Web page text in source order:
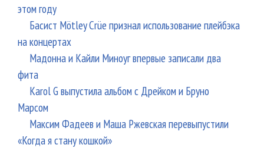
этом году
Басист Mötley Crüe признал использование плейбэка
на концертах
Мадонна и Кайли Миноуг впервые записали два
фита
Karol G выпустила альбом с Дрейком и Бруно
Марсом
Максим Фадеев и Маша Ржевская перевыпустили
«Когда я стану кошкой»